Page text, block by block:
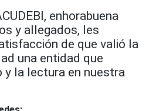
enhorabuena
y allegados, les
de que valió la
una entidad que
y la lectura en nuestra